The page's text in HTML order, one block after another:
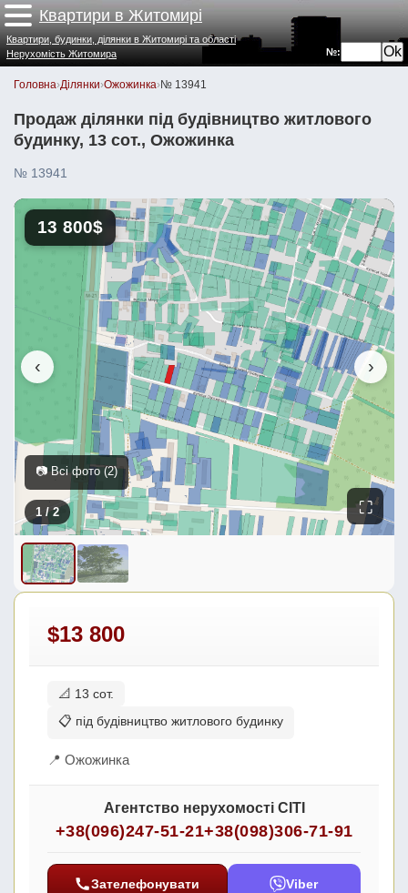
Квартири в Житомирі
№:
Квартири, будинки, ділянки в Житомирі та області
Нерухомість Житомира
Головна›Ділянки›Ожожинка›№ 13941
Продаж ділянки під будівництво житлового
будинку, 13 сот., Ожожинка
№ 13941
‹ ›
13 800$
1 / 2 ⛶
📷 Всі фото (2)
$13 800
📐 13 сот.
📋 під будівництво житлового будинку
📍 Ожожинка
Агентство нерухомості СІТІ
+38(096)247-51-21+38(098)306-71-91
Зателефонувати Viber